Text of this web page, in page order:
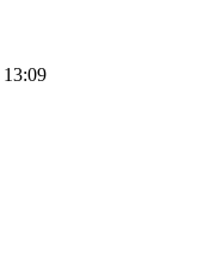
13:09